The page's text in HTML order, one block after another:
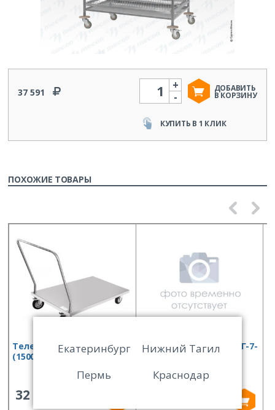
37 591
Количество
-
+ ДОБАВИТЬ
В КОРЗИНУ
КУПИТЬ В 1 КЛИК
ПОХОЖИЕ ТОВАРЫ
Тележка грузовая ТГ-8-3
(1500х800 мм)
32 004
Тележка-шпилька ТШГ-7-
Екатеринбург
Нижний Тагил
Пермь
Краснодар